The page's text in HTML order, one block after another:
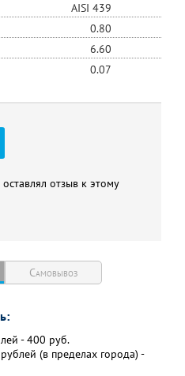
AISI 439
0.80
6.60
0.07
отзыв к этому
Самовывоз
- 400 руб.
(в пределах города) -